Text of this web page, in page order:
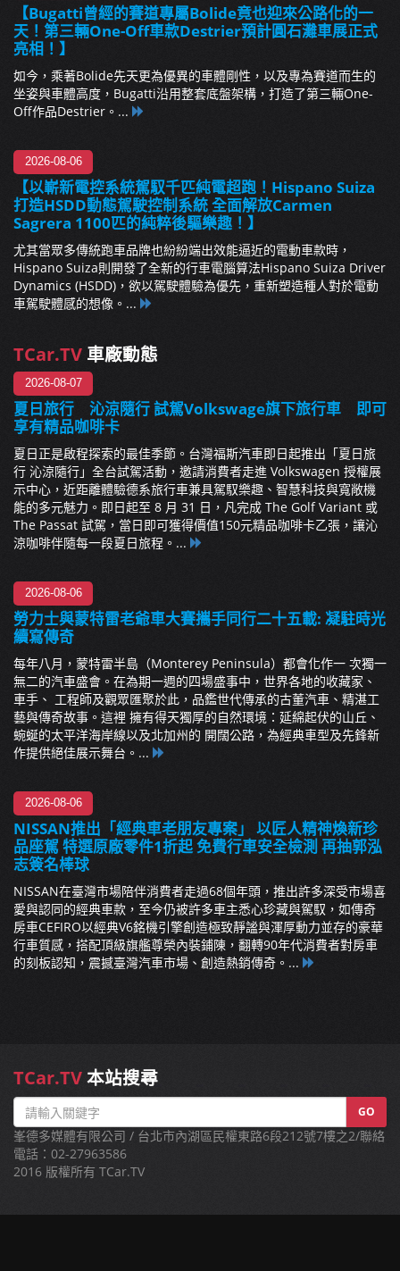
【Bugatti曾經的賽道專屬Bolide竟也迎來公路化的一
天！第三輛One-Off車款Destrier預計圓石灘車展正式
亮相！】
如今，乘著Bolide先天更為優異的車體剛性，以及專為賽道而生的
坐姿與車體高度，Bugatti沿用整套底盤架構，打造了第三輛One-
Off作品Destrier。...
2026-08-06
【以嶄新電控系統駕馭千匹純電超跑！Hispano Suiza
打造HSDD動態駕駛控制系統 全面解放Carmen
Sagrera 1100匹的純粹後驅樂趣！】
尤其當眾多傳統跑車品牌也紛紛端出效能逼近的電動車款時，
Hispano Suiza則開發了全新的行車電腦算法Hispano Suiza Driver
Dynamics (HSDD)，欲以駕駛體驗為優先，重新塑造種人對於電動
車駕駛體感的想像。...
TCar.TV 車廠動態
2026-08-07
夏日旅行 沁涼隨行 試駕Volkswage旗下旅行車 即可
享有精品咖啡卡
夏日正是啟程探索的最佳季節。台灣福斯汽車即日起推出「夏日旅
行 沁涼隨行」全台試駕活動，邀請消費者走進 Volkswagen 授權展
示中心，近距離體驗德系旅行車兼具駕馭樂趣、智慧科技與寬敞機
能的多元魅力。即日起至 8 月 31 日，凡完成 The Golf Variant 或
The Passat 試駕，當日即可獲得價值150元精品咖啡卡乙張，讓沁
涼咖啡伴隨每一段夏日旅程。...
2026-08-06
勞力士與蒙特雷老爺車大賽攜手同行二十五載: 凝駐時光
續寫傳奇
每年八月，蒙特雷半島（Monterey Peninsula）都會化作一 次獨一
無二的汽車盛會。在為期一週的四場盛事中，世界各地的收藏家、
車手、 工程師及觀眾匯聚於此，品鑑世代傳承的古董汽車、精湛工
藝與傳奇故事。這裡 擁有得天獨厚的自然環境：延綿起伏的山丘、
蜿蜒的太平洋海岸線以及北加州的 開闊公路，為經典車型及先鋒新
作提供絕佳展示舞台。...
2026-08-06
NISSAN推出「經典車老朋友專案」 以匠人精神煥新珍
品座駕 特選原廠零件1折起 免費行車安全檢測 再抽郭泓
志簽名棒球
NISSAN在臺灣市場陪伴消費者走過68個年頭，推出許多深受市場喜
愛與認同的經典車款，至今仍被許多車主悉心珍藏與駕馭，如傳奇
房車CEFIRO以經典V6銘機引擎創造極致靜謐與渾厚動力並存的豪華
行車質感，搭配頂級旗艦尊榮內裝鋪陳，翻轉90年代消費者對房車
的刻板認知，震撼臺灣汽車市場、創造熱銷傳奇。...
TCar.TV本站搜尋
GO
峯德多媒體有限公司 / 台北市內湖區民權東路6段212號7樓之2/聯絡
電話：02-27963586
2016 版權所有 TCar.TV